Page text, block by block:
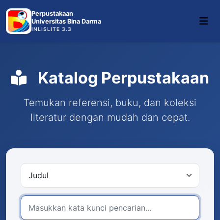
Perpustakaan
Universitas Bina Darma
INLISLITE 3.3
Katalog Perpustakaan
Temukan referensi, buku, dan koleksi
literatur dengan mudah dan cepat.